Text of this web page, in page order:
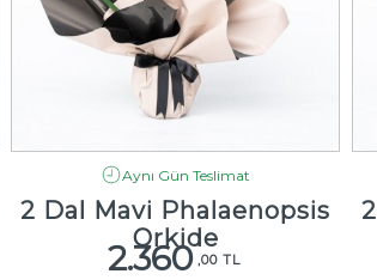
Aynı Gün Teslimat
2 Dal Mavi Phalaenopsis
Orkide
2.360 ,00 TL